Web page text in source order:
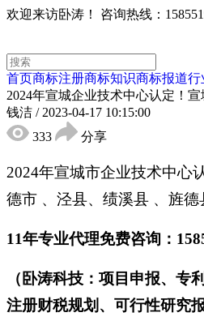
欢迎来访卧涛！ 咨询热线：
首页商标注册商标知识商标报道行
2024年宣城企业技术中心认定！
钱洁 / 2023-04-17 10:15:00
333
分享
2024年宣城市企业技术中心
德市 、泾县、绩溪县 、旌
11年专业代理免费咨询：
（卧涛科技：项目申报、
注册财税规划、可行性研究